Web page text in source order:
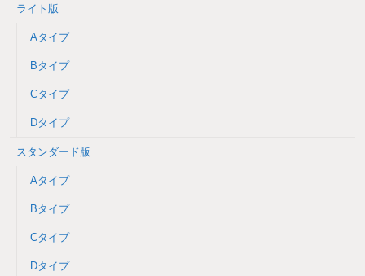
ライト版
Aタイプ
Bタイプ
Cタイプ
Dタイプ
スタンダード版
Aタイプ
Bタイプ
Cタイプ
Dタイプ